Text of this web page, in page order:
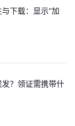
下载：显示“加
？领证需携带什